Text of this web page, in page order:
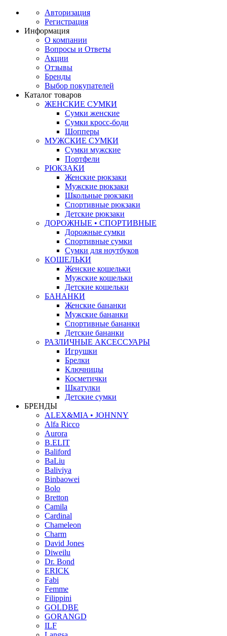
Авторизация
Регистрация
Информация
О компании
Вопросы и Ответы
Акции
Отзывы
Бренды
Выбор покупателей
Каталог товаров
ЖЕНСКИЕ СУМКИ
Сумки женские
Сумки кросс-боди
Шопперы
МУЖСКИЕ СУМКИ
Сумки мужские
Портфели
РЮКЗАКИ
Женские рюкзаки
Мужские рюкзаки
Школьные рюкзаки
Спортивные рюкзаки
Детские рюкзаки
ДОРОЖНЫЕ • СПОРТИВНЫЕ
Дорожные сумки
Спортивные сумки
Сумки для ноутбуков
КОШЕЛЬКИ
Женские кошельки
Мужские кошельки
Детские кошельки
БАНАНКИ
Женские бананки
Мужские бананки
Спортивные бананки
Детские бананки
РАЗЛИЧНЫЕ АКСЕССУАРЫ
Игрушки
Брелки
Ключницы
Косметички
Шкатулки
Детские сумки
БРЕНДЫ
ALEX&MIA • JOHNNY
Alfa Ricco
Aurora
B.ELIT
Baliford
BaLiu
Baliviya
Binbaowei
Bolo
Bretton
Camila
Cardinal
Chameleon
Charm
David Jones
Diweilu
Dr. Bond
ERICK
Fabi
Femme
Filippini
GOLDBE
GORANGD
ILF